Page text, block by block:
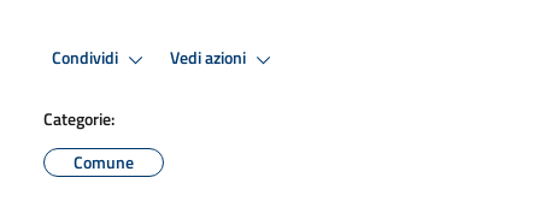
Condividi Vedi azioni
Categorie:
Comune